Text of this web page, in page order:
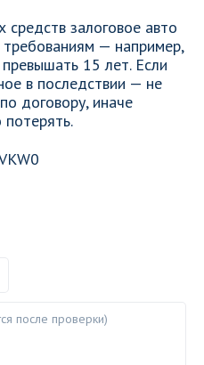
залоговое авто
— например,
15 лет. Если
в последствии — не
договору, иначе